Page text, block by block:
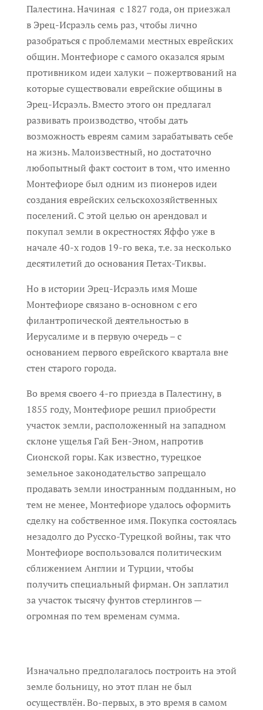
Палестина. Начиная с 1827 года, он приезжал
в Эрец-Исраэль семь раз, чтобы лично
разобраться с проблемами местных еврейских
общин. Монтефиоре с самого оказался ярым
противником идеи халуки – пожертвований на
которые существовали еврейские общины в
Эрец-Исраэль. Вместо этого он предлагал
развивать производство, чтобы дать
возможность евреям самим зарабатывать себе
на жизнь. Малоизвестный, но достаточно
любопытный факт состоит в том, что именно
Монтефиоре был одним из пионеров идеи
создания еврейских сельскохозяйственных
поселений. С этой целью он арендовал и
покупал земли в окрестностях Яффо уже в
начале 40-х годов 19-го века, т.е. за несколько
десятилетий до основания Петах-Тиквы.
Но в истории Эрец-Исраэль имя Моше
Монтефиоре связано в-основном с его
филантропической деятельностью в
Иерусалиме и в первую очередь – с
основанием первого еврейского квартала вне
стен старого города.
Во время своего 4-го приезда в Палестину, в
1855 году, Монтефиоре решил приобрести
участок земли, расположенный на западном
склоне ущелья Гай Бен-Эном, напротив
Сионской горы. Как известно, турецкое
земельное законодательство запрещало
продавать земли иностранным подданным, но
тем не менее, Монтефиоре удалось оформить
сделку на собственное имя. Покупка состоялась
незадолго до Русско-Турецкой войны, так что
Монтефиоре воспользовался политическим
сближением Англии и Турции, чтобы
получить специальный фирман. Он заплатил
за участок тысячу фунтов стерлингов —
огромная по тем временам сумма.
Изначально предполагалось построить на этой
земле больницу, но этот план не был
осуществлён. Во-первых, в это время в самом